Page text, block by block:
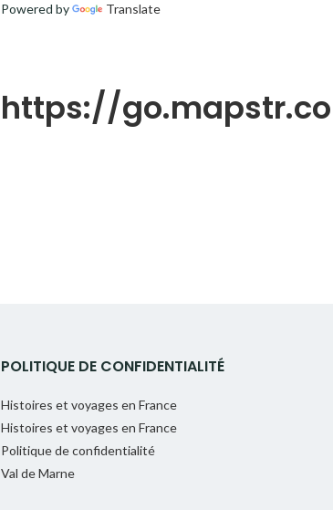
Powered by Translate
https://
POLITIQUE DE CONFIDENTIALITÉ
Histoires et voyages en France
Histoires et voyages en France
Politique de confidentialité
Val de Marne